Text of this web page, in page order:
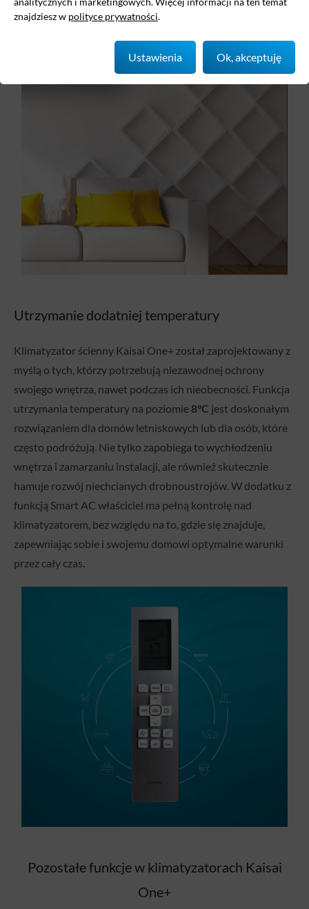
pomieszczeniu.
Utrzymanie dodatniej temperatury
Klimatyzator ścienny Kaisai One+ został zaprojektowany z
myślą o tych, którzy potrzebują niezawodnej ochrony
swojego wnętrza, nawet podczas ich nieobecności. Funkcja
utrzymania temperatury na poziomie 8°C jest doskonałym
rozwiązaniem dla domów letniskowych lub dla osób, które
często podróżują. Nie tylko zapobiega to wychłodzeniu
wnętrza i zamarzaniu instalacji, ale również skutecznie
hamuje rozwój niechcianych drobnoustrojów. W dodatku z
funkcją Smart AC właściciel ma pełną kontrolę nad
klimatyzatorem, bez względu na to, gdzie się znajduje,
zapewniając sobie i swojemu domowi optymalne warunki
przez cały czas.
Pozostałe funkcje w klimatyzatorach Kaisai
One+
znajdziesz w polityce prywatności.
Ustawienia Ok, akceptuję